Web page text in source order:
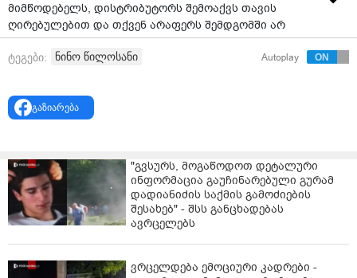
მიმწოდებელს, დისტრიბუტორს შემოაქვს თავის
ღირებულებით და თქვენ არაფერს შემდგომში არ
ამატებთ მას“- ასე მიმართა ნინო წილოსანმა „ნიკორა
ტრეიდის“ აღმასრულებელ დირექტორს თემურ
პროდუქციის, მედიკამენტებისა და საწვავის
ფასწარმოქმნის სტრუქტურის შემსწავლელი
დეპუტატმა კომპანიის წარმომადგენელს ჰკითხა,
რამდენი აქვს კომპანიას „ქეშბექი“, რაზეც „ნიკორას“
აღმასრულებელმა დირექტორმა უპასუხა, რომ
სოციალურ პროდუქტებზე თითქმის არ აქვთ, სხვა
ტეგები: ნინო წილოსანი Autoplay
გაზიარება
"გვსურს, მოგაწოდოთ დეტალური
ინფორმაცია გაუჩინარებული გურამ
დადიანიძის საქმის გამოძიების
შესახებ" - შსს განცხადებას
ავრცელებს
ვრცელდება ემოციური კადრები -